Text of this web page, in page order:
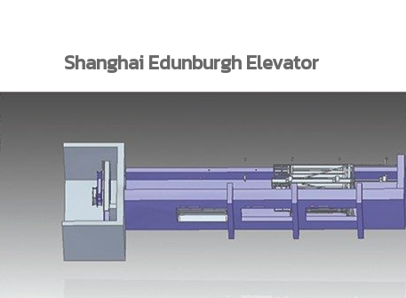
Shanghai Edunburgh Elevator